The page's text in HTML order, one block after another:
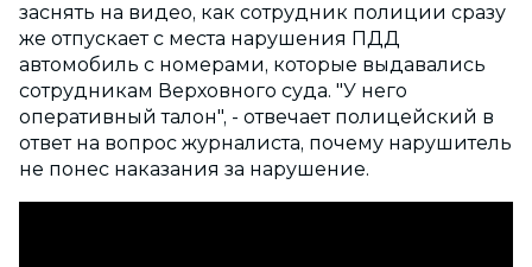
заснять на видео, как сотрудник полиции сразу
же отпускает с места нарушения ПДД
автомобиль с номерами, которые выдавались
сотрудникам Верховного суда. "У него
оперативный талон", - отвечает полицейский в
ответ на вопрос журналиста, почему нарушитель
не понес наказания за нарушение.